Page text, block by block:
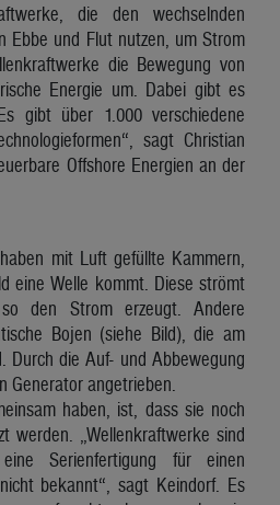
die den wechselnden
Ebbe und Flut nutzen, um Strom
die Bewegung von
Energie um. Dabei gibt es
gibt über 1.000 verschiedene
sagt Christian
Offshore Energien an der
mit Luft gefüllte Kammern,
eine Welle kommt. Diese strömt
den Strom erzeugt. Andere
Bojen (siehe Bild), die am
Durch die Auf- und Abbewegung
Generator angetrieben.
haben, ist, dass sie noch
werden. „Wellenkraftwerke sind
Serienfertigung für einen
bekannt“, sagt Keindorf. Es